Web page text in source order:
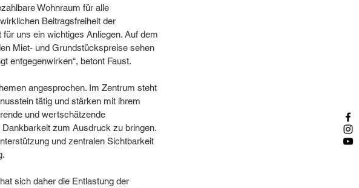
Wohnraum für alle
Beitragsfreiheit der
uns ein wichtiges Anliegen. Auf dem
Miet- und Grundstückspreise sehen
entgegenwirken“, betont Faust.
angesprochen. Im Zentrum steht
tätig und stärken mit ihrem
und wertschätzende
zum Ausdruck zu bringen.
und zentralen Sichtbarkeit
sich daher die Entlastung der